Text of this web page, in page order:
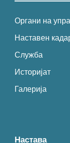
Органи на
Наставен
Служба
Историјат
Галерија
Настава